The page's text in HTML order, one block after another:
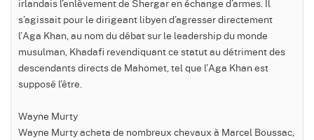
irlandais l’enlèvement de Shergar en échange d’armes. Il
s’agissait pour le dirigeant libyen d’agresser directement
l’Aga Khan, au nom du débat sur le leadership du monde
musulman, Khadafi revendiquant ce statut au détriment des
descendants directs de Mahomet, tel que l’Aga Khan est
supposé l’être.
Wayne Murty
Wayne Murty acheta de nombreux chevaux à Marcel Boussac,